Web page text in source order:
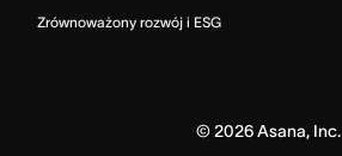
Zrównoważony rozwój i ESG
©2026Asana, Inc.